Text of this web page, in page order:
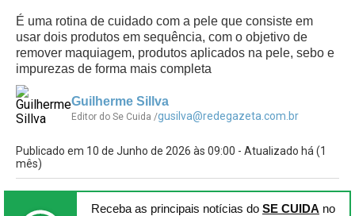
É uma rotina de cuidado com a pele que consiste em
usar dois produtos em sequência, com o objetivo de
remover maquiagem, produtos aplicados na pele, sebo e
impurezas de forma mais completa
Guilherme Sillva
Editor do Se Cuida /gusilva@redegazeta.com.br
Publicado em 10 de Junho de 2026 às 09:00 - Atualizado há (1
mês)
Receba as principais notícias do SE CUIDA no